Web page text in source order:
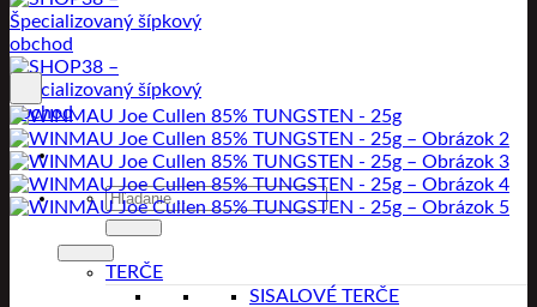
Hľadať:
TERČE
SISALOVÉ TERČE
Pridať do zoznamu prianí